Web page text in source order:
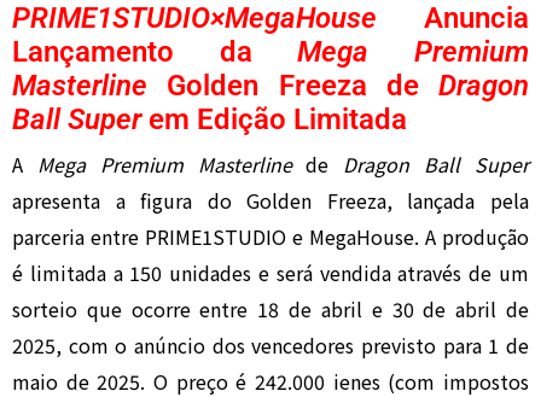
PRIME1STUDIO×MegaHouse Anuncia
Lançamento daMega Premium
Masterline Golden Freeza de Dragon
Ball Superem Edição Limitada
A Mega Premium Masterlinede Dragon Ball Super
apresenta a figura do Golden Freeza, lançada pela
parceria entre PRIME1STUDIO e MegaHouse. A produção
é limitada a 150 unidades e será vendida através de um
sorteio que ocorre entre 18 de abril e 30 de abril de
2025, com o anúncio dos vencedores previsto para 1 de
maio de 2025. O preço é 242.000 ienes (com impostos